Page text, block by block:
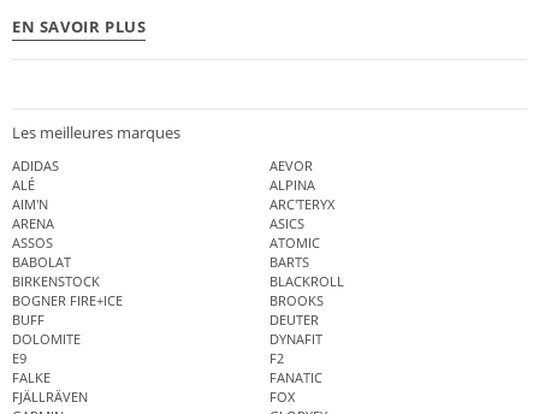
EN SAVOIR PLUS
Les meilleures marques
ADIDAS
AEVOR
ALÉ
ALPINA
AIM'N
ARC'TERYX
ARENA
ASICS
ASSOS
ATOMIC
BABOLAT
BARTS
BIRKENSTOCK
BLACKROLL
BOGNER FIRE+ICE
BROOKS
BUFF
DEUTER
DOLOMITE
DYNAFIT
E9
F2
FALKE
FANATIC
FJÄLLRÄVEN
FOX